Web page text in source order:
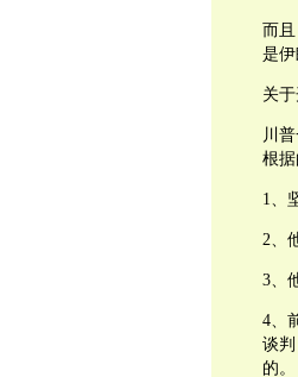
而
是伊
关
川
根据
1、
2、
3、
4、
谈
的。